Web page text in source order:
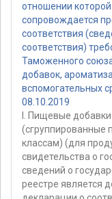
отношении
сопровождается
соответствия
соответствия)
Таможенного
добавок,
вспомогательных
08.10.2019
I. Пищевые
(сгруппированные
классам) (для
свидетельства о
сведений о
реестре является